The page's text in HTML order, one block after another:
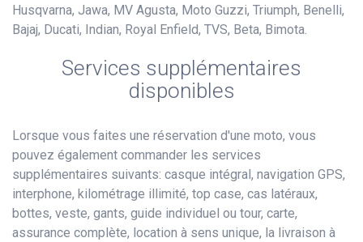
Husqvarna, Jawa, MV Agusta, Moto Guzzi, Triumph, Benelli,
Bajaj, Ducati, Indian, Royal Enfield, TVS, Beta, Bimota.
Services supplémentaires
disponibles
Lorsque vous faites une réservation d'une moto, vous
pouvez également commander les services
supplémentaires suivants: casque intégral, navigation GPS,
interphone, kilométrage illimité, top case, cas latéraux,
bottes, veste, gants, guide individuel ou tour, carte,
assurance complète, location à sens unique, la livraison à